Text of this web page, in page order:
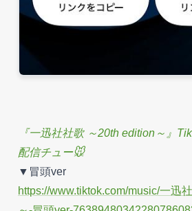
『一迅社社歌 ～20th edition～』
配信チュー🐭
▼冒頭ver
https://www.tiktok.com/music/一迅